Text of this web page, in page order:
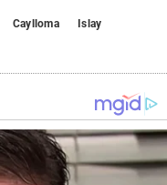
Caylloma
Islay